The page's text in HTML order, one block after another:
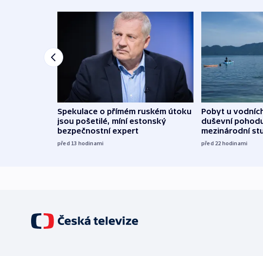
Spekulace o přímém ruském útoku
jsou pošetilé, míní estonský
bezpečnostní expert
před 13 hodinami
Pobyt u
duševní
mezinárodní
před 22 hodinami